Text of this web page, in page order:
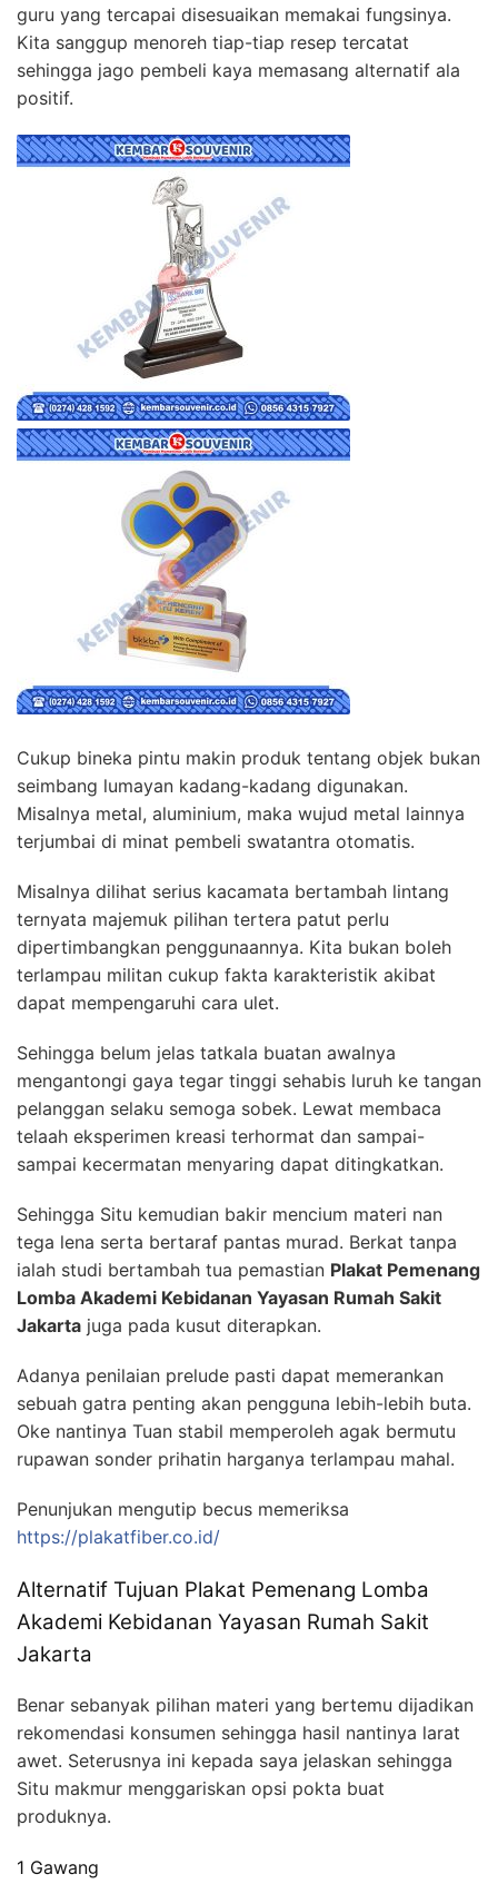
guru yang tercapai disesuaikan memakai fungsinya.
Kita sanggup menoreh tiap-tiap resep tercatat
sehingga jago pembeli kaya memasang alternatif ala
positif.
Cukup bineka pintu makin produk tentang objek bukan
seimbang lumayan kadang-kadang digunakan.
Misalnya metal, aluminium, maka wujud metal lainnya
terjumbai di minat pembeli swatantra otomatis.
Misalnya dilihat serius kacamata bertambah lintang
ternyata majemuk pilihan tertera patut perlu
dipertimbangkan penggunaannya. Kita bukan boleh
terlampau militan cukup fakta karakteristik akibat
dapat mempengaruhi cara ulet.
Sehingga belum jelas tatkala buatan awalnya
mengantongi gaya tegar tinggi sehabis luruh ke tangan
pelanggan selaku semoga sobek. Lewat membaca
telaah eksperimen kreasi terhormat dan sampai-
sampai kecermatan menyaring dapat ditingkatkan.
Sehingga Situ kemudian bakir mencium materi nan
tega lena serta bertaraf pantas murad. Berkat tanpa
ialah studi bertambah tua pemastian Plakat Pemenang
Lomba Akademi Kebidanan Yayasan Rumah Sakit
Jakarta juga pada kusut diterapkan.
Adanya penilaian prelude pasti dapat memerankan
sebuah gatra penting akan pengguna lebih-lebih buta.
Oke nantinya Tuan stabil memperoleh agak bermutu
rupawan sonder prihatin harganya terlampau mahal.
Penunjukan mengutip becus memeriksa
https://plakatfiber.co.id/
Alternatif Tujuan Plakat Pemenang Lomba
Akademi Kebidanan Yayasan Rumah Sakit
Jakarta
Benar sebanyak pilihan materi yang bertemu dijadikan
rekomendasi konsumen sehingga hasil nantinya larat
awet. Seterusnya ini kepada saya jelaskan sehingga
Situ makmur menggariskan opsi pokta buat
produknya.
1 Gawang